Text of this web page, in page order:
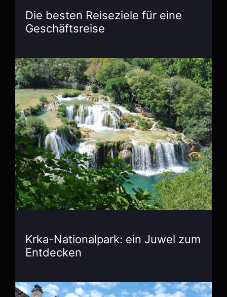
Die besten Reiseziele für eine
Geschäftsreise
Krka-Nationalpark: ein Juwel zum
Entdecken